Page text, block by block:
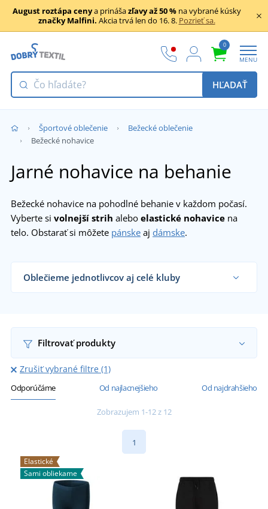
August roztápa cenya prinášazľavy až 50 %na vybrané kúsky
značky Malfini. Akcia trvá len do 16. 8. Pozrieť sa.
0
MENU
HĽADAŤ
Športové oblečenie
Bežecké oblečenie
Bežecké nohavice
Jarné nohavice na behanie
Bežecké nohavice na pohodlné behanie v každom počasí.
Vyberte si volnejší strih alebo elastické nohavice na
telo. Obstarať si môžete pánske aj dámske.
Oblečieme jednotlivcov aj celé kluby
Filtrovať produkty
Zrušiť vybrané filtre (1)
Odporúčáme Od najlacnejšieho Od najdrahšieho
Zobrazujem 1-12 z 12
1
Elastické
Sami obliekame